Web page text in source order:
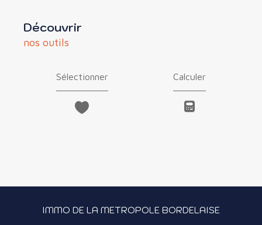
découvrir
nos outils
Sélectionner Calculer
IMMO DE LA METROPOLE BORDELAISE